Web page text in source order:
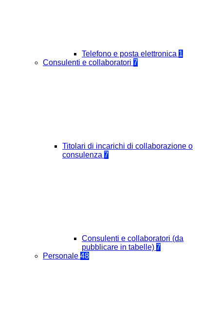
Telefono e posta elettronica 1
Consulenti e collaboratori 7
Titolari di incarichi di collaborazione o
consulenza 7
Consulenti e collaboratori (da
pubblicare in tabelle) 7
Personale 48